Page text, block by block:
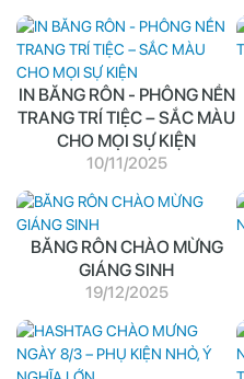
IN BĂNG RÔN - PHÔNG NỀN
TRANG TRÍ TIỆC – SẮC MÀU
CHO MỌI SỰ KIỆN
10/11/2025
BĂNG RÔN CHÀO MỪNG
GIÁNG SINH
19/12/2025